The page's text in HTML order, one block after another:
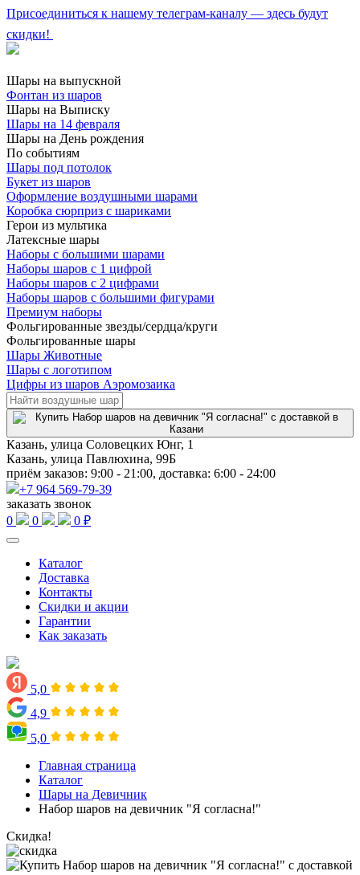
Присоединиться к нашему телеграм-каналу — здесь будут
скидки!
Шары на выпускной
Фонтан из шаров
Шары на Выписку
Шары на 14 февраля
Шары на День рождения
По событиям
Шары под потолок
Букет из шаров
Оформление воздушными шарами
Коробка сюрприз с шариками
Герои из мультика
Латексные шары
Наборы с большими шарами
Наборы шаров с 1 цифрой
Наборы шаров с 2 цифрами
Наборы шаров с большими фигурами
Премиум наборы
Фольгированные звезды/сердца/круги
Фольгированные шары
Шары Животные
Шары с логотипом
Цифры из шаров Аэромозаика
Казань, улица Соловецких Юнг, 1
Казань, улица Павлюхина, 99Б
приём заказов: 9:00 - 21:00, доставка: 6:00 - 24:00
+7 964 569-79-39
заказать звонок
0
0 0 ₽
Каталог
Доставка
Контакты
Скидки и акции
Гарантии
Как заказать
5,0
4,9
5,0
Главная страница
Каталог
Шары на Девичник
Набор шаров на девичник "Я согласна!"
Скидка!